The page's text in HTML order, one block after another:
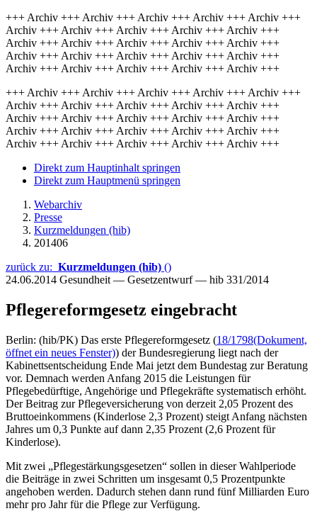
+++ Archiv +++ Archiv +++ Archiv +++ Archiv +++ Archiv +++
Archiv +++ Archiv +++ Archiv +++ Archiv +++ Archiv +++
Archiv +++ Archiv +++ Archiv +++ Archiv +++ Archiv +++
Archiv +++ Archiv +++ Archiv +++ Archiv +++ Archiv +++
Archiv +++ Archiv +++ Archiv +++ Archiv +++ Archiv +++
+++ Archiv +++ Archiv +++ Archiv +++ Archiv +++ Archiv +++
Archiv +++ Archiv +++ Archiv +++ Archiv +++ Archiv +++
Archiv +++ Archiv +++ Archiv +++ Archiv +++ Archiv +++
Archiv +++ Archiv +++ Archiv +++ Archiv +++ Archiv +++
Archiv +++ Archiv +++ Archiv +++ Archiv +++ Archiv +++
Direkt zum Hauptinhalt springen
Direkt zum Hauptmenü springen
Webarchiv
Presse
Kurzmeldungen (hib)
201406
zurück zu: Kurzmeldungen (hib) ()
24.06.2014 Gesundheit — Gesetzentwurf — hib 331/2014
Pflegereformgesetz eingebracht
Berlin: (hib/PK) Das erste Pflegereformgesetz (18/1798(Dokument,
öffnet ein neues Fenster)) der Bundesregierung liegt nach der
Kabinettsentscheidung Ende Mai jetzt dem Bundestag zur Beratung
vor. Demnach werden Anfang 2015 die Leistungen für
Pflegebedürftige, Angehörige und Pflegekräfte systematisch erhöht.
Der Beitrag zur Pflegeversicherung von derzeit 2,05 Prozent des
Bruttoeinkommens (Kinderlose 2,3 Prozent) steigt Anfang nächsten
Jahres um 0,3 Punkte auf dann 2,35 Prozent (2,6 Prozent für
Kinderlose).
Mit zwei „Pflegestärkungsgesetzen“ sollen in dieser Wahlperiode
die Beiträge in zwei Schritten um insgesamt 0,5 Prozentpunkte
angehoben werden. Dadurch stehen dann rund fünf Milliarden Euro
mehr pro Jahr für die Pflege zur Verfügung.